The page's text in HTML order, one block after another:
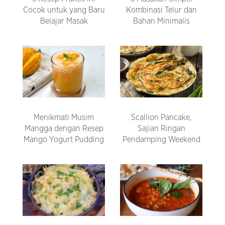
Cocok untuk yang Baru
Belajar Masak
Kombinasi Telur dan
Bahan Minimalis
Menikmati Musim
Mangga dengan Resep
Mango Yogurt Pudding
Scallion Pancake,
Sajian Ringan
Pendamping Weekend